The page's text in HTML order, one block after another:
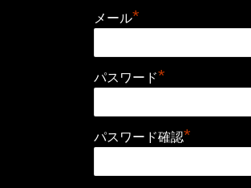
メール*
パスワード*
パスワード確認*